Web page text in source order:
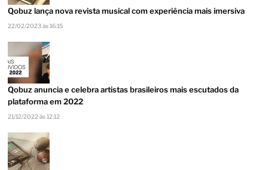
Qobuz lança nova revista musical com experiência mais imersiva
22/02/2023 às 16:15
Qobuz anuncia e celebra artistas brasileiros mais escutados da
plataforma em 2022
21/12/2022 às 12:12